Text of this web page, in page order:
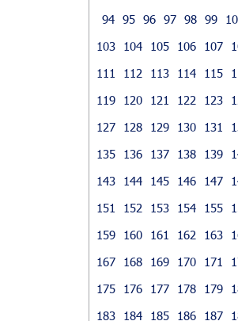
94 95 96 97 98 99
103
104 105 106 107
111
112 113 114 115
119
120 121 122 123
127
128 129 130 131
135
136 137 138 139
143
144 145 146 147
151
152 153 154 155
159
160 161 162 163
167
168 169 170 171
175
176 177 178 179
183
184 185 186 187